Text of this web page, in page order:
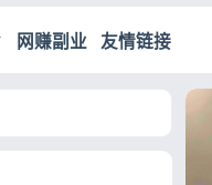
网赚副业 友情链接